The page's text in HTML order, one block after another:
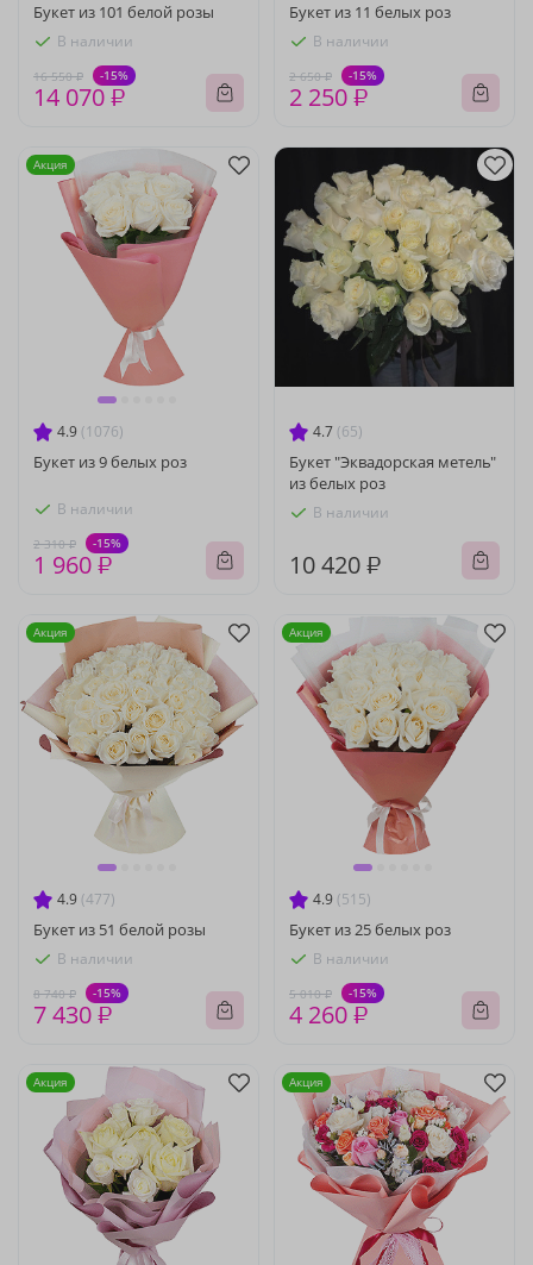
Букет из 101 белой розы
В наличии
16 550 ₽ -15%
14 070 ₽
Букет из 11 белых роз
В наличии
2 650 ₽ -15%
2 250 ₽
4.9 (1076)
Букет из 9 белых роз
В наличии
2 310 ₽ -15%
1 960 ₽
Акция
4.7 (65)
Букет "Эквадорская метель"
из белых роз
В наличии
10 420 ₽
4.9 (477)
Букет из 51 белой розы
В наличии
8 740 ₽ -15%
7 430 ₽
Акция
4.9 (515)
Букет из 25 белых роз
В наличии
5 010 ₽ -15%
4 260 ₽
Акция
Акция Акция